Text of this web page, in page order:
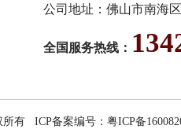
公司地址：佛山市南海
全国服务热线：
所有 ICP备案编号： 粤ICP备